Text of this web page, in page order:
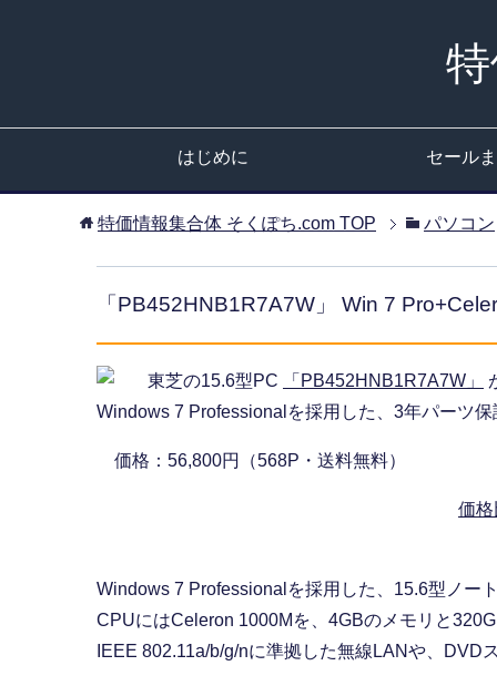
はじめに セール
特価情報集合体 そくぽち.com TOP パソコン
「PB452HNB1R7A7W」 Win 7
東芝の15.6型PC 「PB452HNB1R7A7W」
Windows 7 Professionalを採用した、3年パーツ
価格：56,800円（568P・送料無料）
価
Windows 7 Professionalを採用した、15.6型ノー
CPUにはCeleron 1000Mを、4GBのメモリと
IEEE 802.11a/b/g/nに準拠した無線LANや、DVD